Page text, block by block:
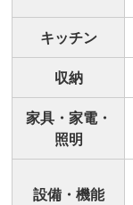
キッチン
収納
家具・家電・
照明
設備・機能